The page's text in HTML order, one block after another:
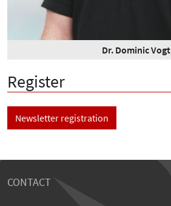
Dr. Dominic Vogt
Register
Newsletter registration
CONTACT